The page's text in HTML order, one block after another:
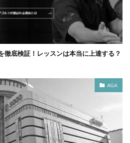
徹底検証！レッスンは本当に上達する？
AGA